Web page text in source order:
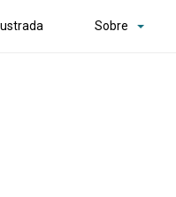
Sobre